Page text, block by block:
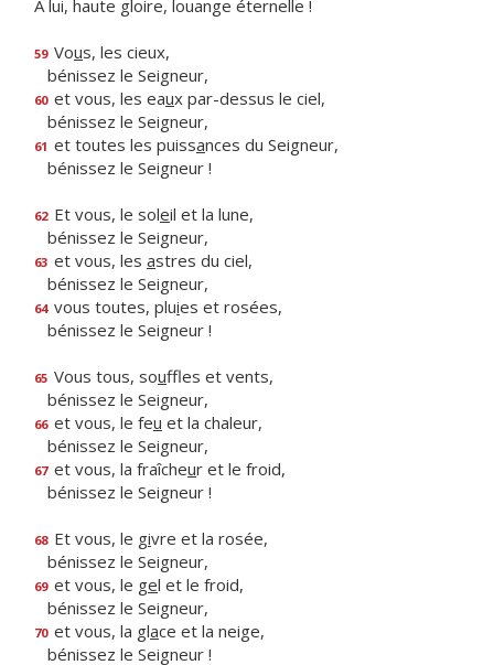
À lui, haute gloire, louange éternelle !
59 Vous, les cieux,
bénissez le Seigneur,
60 et vous, les eaux par-dessus le ciel,
bénissez le Seigneur,
61 et toutes les puissances du Seigneur,
bénissez le Seigneur !
62 Et vous, le soleil et la lune,
bénissez le Seigneur,
63 et vous, les astres du ciel,
bénissez le Seigneur,
64 vous toutes, pluies et rosées,
bénissez le Seigneur !
65 Vous tous, souffles et vents,
bénissez le Seigneur,
66 et vous, le feu et la chaleur,
bénissez le Seigneur,
67 et vous, la fraîcheur et le froid,
bénissez le Seigneur !
68 Et vous, le givre et la rosée,
bénissez le Seigneur,
69 et vous, le gel et le froid,
bénissez le Seigneur,
70 et vous, la glace et la neige,
bénissez le Seigneur !